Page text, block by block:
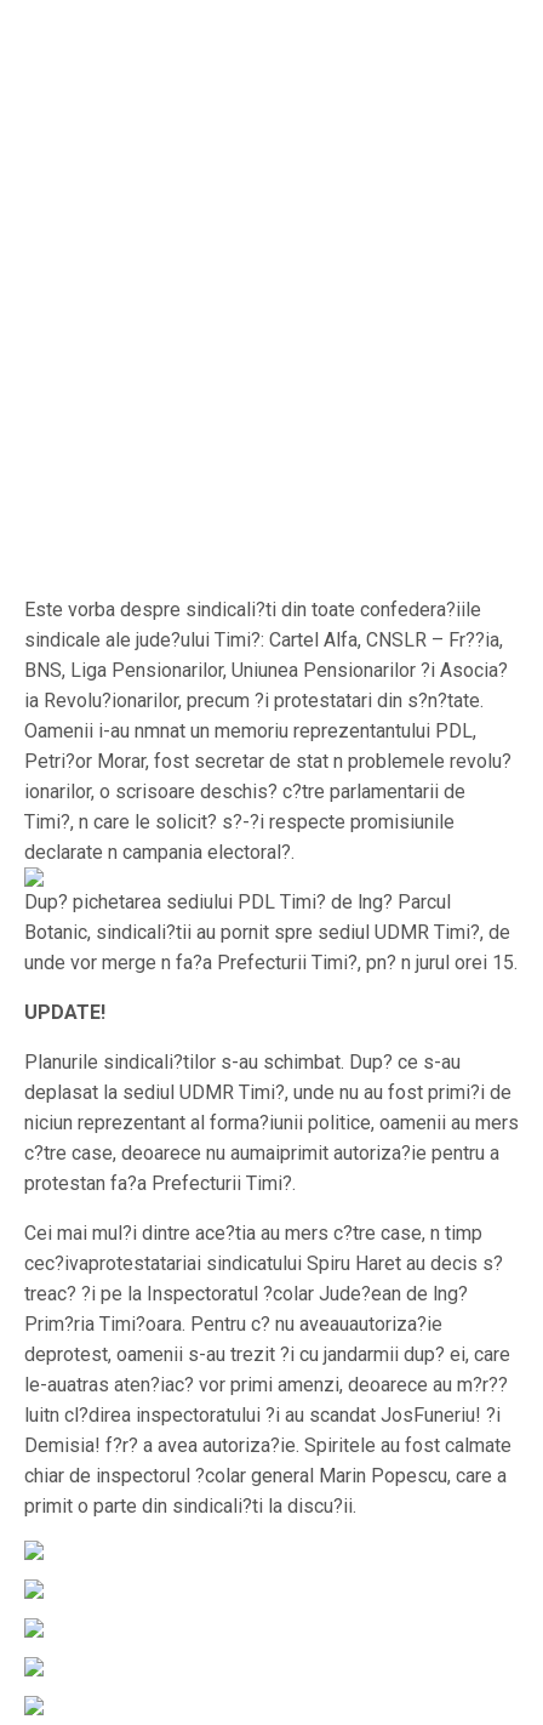
Este vorba despre sindicali?ti din toate confedera?iile
sindicale ale jude?ului Timi?: Cartel Alfa, CNSLR – Fr??ia,
BNS, Liga Pensionarilor, Uniunea Pensionarilor ?i Asocia?
ia Revolu?ionarilor, precum ?i protestatari din s?n?tate.
Oamenii i-au nmnat un memoriu reprezentantului PDL,
Petri?or Morar, fost secretar de stat n problemele revolu?
ionarilor, o scrisoare deschis? c?tre parlamentarii de
Timi?, n care le solicit? s?-?i respecte promisiunile
declarate n campania electoral?.
Dup? pichetarea sediului PDL Timi? de lng? Parcul
Botanic, sindicali?tii au pornit spre sediul UDMR Timi?, de
unde vor merge n fa?a Prefecturii Timi?, pn? n jurul orei 15.
UPDATE!
Planurile sindicali?tilor s-au schimbat. Dup? ce s-au
deplasat la sediul UDMR Timi?, unde nu au fost primi?i de
niciun reprezentant al forma?iunii politice, oamenii au mers
c?tre case, deoarece nu aumaiprimit autoriza?ie pentru a
protestan fa?a Prefecturii Timi?.
Cei mai mul?i dintre ace?tia au mers c?tre case, n timp
cec?ivaprotestatariai sindicatului Spiru Haret au decis s?
treac? ?i pe la Inspectoratul ?colar Jude?ean de lng?
Prim?ria Timi?oara. Pentru c? nu aveauautoriza?ie
deprotest, oamenii s-au trezit ?i cu jandarmii dup? ei, care
le-auatras aten?iac? vor primi amenzi, deoarece au m?r??
luitn cl?direa inspectoratului ?i au scandat JosFuneriu! ?i
Demisia! f?r? a avea autoriza?ie. Spiritele au fost calmate
chiar de inspectorul ?colar general Marin Popescu, care a
primit o parte din sindicali?ti la discu?ii.